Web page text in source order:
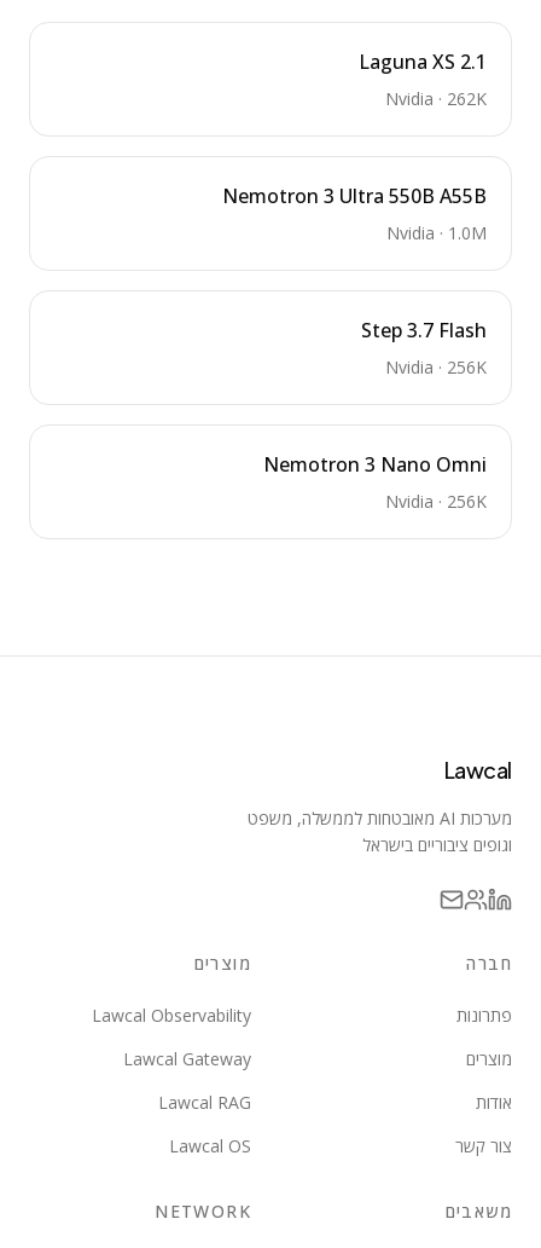
Laguna XS 2.1
Nvidia · 262K
Nemotron 3 Ultra 550B A55B
Nvidia · 1.0M
Step 3.7 Flash
Nvidia · 256K
Nemotron 3 Nano Omni
Nvidia · 256K
Lawcal
מערכות AI מאובטחות לממשלה, משפט
וגופים ציבוריים בישראל
חברה
פתרונות
מוצרים
אודות
צור קשר
מוצרים
Lawcal Observability
Lawcal Gateway
Lawcal RAG
Lawcal OS
משאבים NETWORK